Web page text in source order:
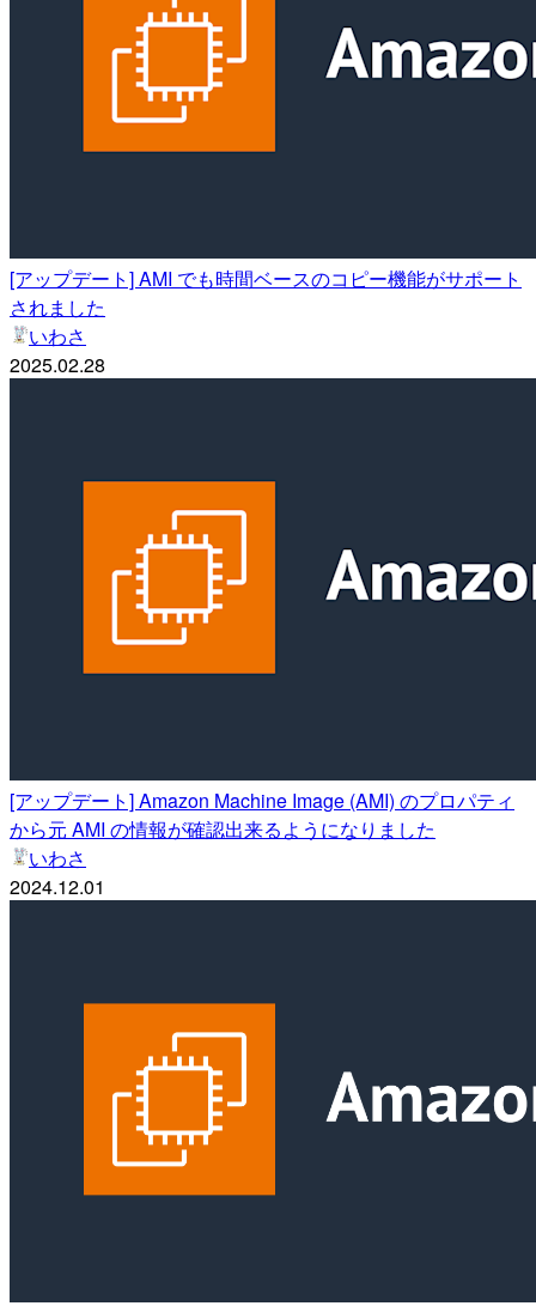
[アップデート] AMI でも時間ベースのコピー機能がサポート
されました
いわさ
2025.02.28
[アップデート] Amazon Machine Image (AMI) のプロパティ
から元 AMI の情報が確認出来るようになりました
いわさ
2024.12.01